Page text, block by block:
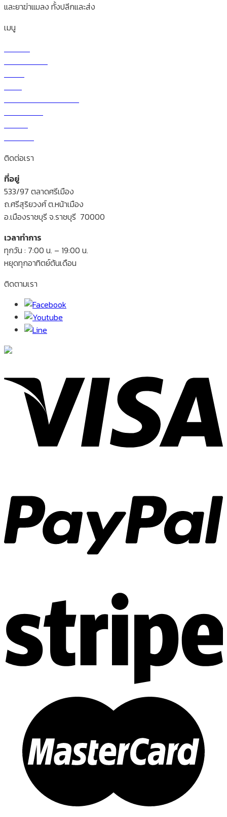
และยาฆ่าแมลง ทั้งปลีกและส่ง
เมนู
ติดต่อเรา
ที่อยู่
533/97 ตลาดศรีเมือง
ถ.ศรีสุริยวงศ์ ต.หน้าเมือง
อ.เมืองราชบุรี จ.ราชบุรี 70000
เวลาทำการ
ทุกวัน : 7:00 น. – 19:00 น.
หยุดทุกอาทิตย์ต้นเดือน
ติดตามเรา